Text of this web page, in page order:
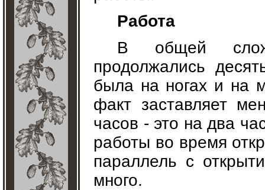
Работа
В общей
продолжались
была на ногах и на
факт заставляет
часов - это на два
работы во время
параллель с
много.